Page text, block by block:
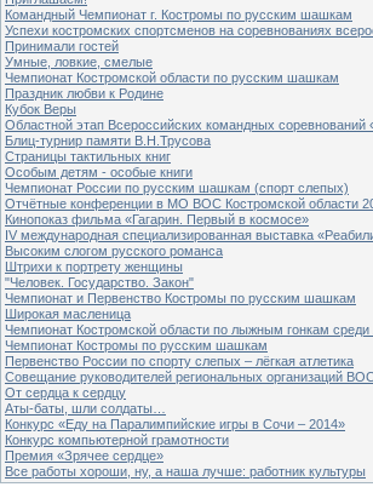
Командный Чемпионат г. Костромы по русским шашкам
Успехи костромских спортсменов на соревнованиях
Принимали гостей
Умные, ловкие, смелые
Чемпионат Костромской области по русским шашкам
Праздник любви к Родине
Кубок Веры
Областной этап Всероссийских командных
Блиц-турнир памяти В.Н.Трусова
Страницы тактильных книг
Особым детям - особые книги
Чемпионат России по русским шашкам (спорт слепых)
Отчётные конференции в МО ВОС Костромской области
Кинопоказ фильма «Гагарин. Первый в космосе»
IV международная специализированная выставка
Высоким слогом русского романса
Штрихи к портрету женщины
"Человек. Государство. Закон"
Чемпионат и Первенство Костромы по русским шашкам
Широкая масленица
Чемпионат Костромской области по лыжным гонкам
Чемпионат Костромы по русским шашкам
Первенство России по спорту слепых – лёгкая атлетика
Совещание руководителей региональных организаций
От сердца к сердцу
Аты-баты, шли солдаты…
Конкурс «Еду на Паралимпийские игры в Сочи – 2014»
Конкурс компьютерной грамотности
Премия «Зрячее сердце»
Все работы хороши, ну, а наша лучше: работник культуры